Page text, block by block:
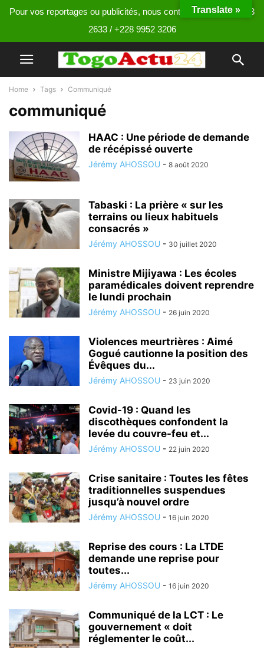
Pour vos reportages ou publicités, nous contacter au +228 9013
2633 / +228 9952 3206
Home Tags Communiqué
communiqué
HAAC : Une période de demande
de récépissé ouverte
Jérémy AHOSSOU - 8 août 2020
Tabaski : La prière « sur les
terrains ou lieux habituels
consacrés »
Jérémy AHOSSOU - 30 juillet 2020
Ministre Mijiyawa : Les écoles
paramédicales doivent reprendre
le lundi prochain
Jérémy AHOSSOU - 26 juin 2020
Violences meurtrières : Aimé
Gogué cautionne la position des
Évêques du...
Jérémy AHOSSOU - 23 juin 2020
Covid-19 : Quand les
discothèques confondent la
levée du couvre-feu et...
Jérémy AHOSSOU - 22 juin 2020
Crise sanitaire : Toutes les fêtes
traditionnelles suspendues
jusqu’à nouvel ordre
Jérémy AHOSSOU - 16 juin 2020
Reprise des cours : La LTDE
demande une reprise pour
toutes...
Jérémy AHOSSOU - 16 juin 2020
Communiqué de la LCT : Le
gouvernement « doit
réglementer le coût...
Translate »